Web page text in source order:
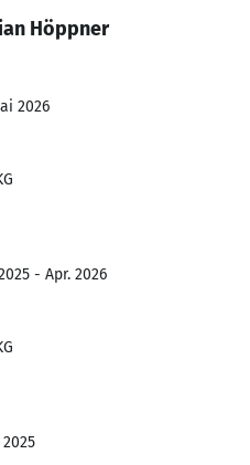
Höppner
2026
- Apr. 2026